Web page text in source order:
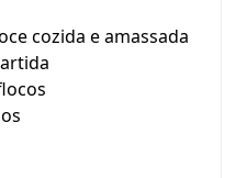
cozida e amassada